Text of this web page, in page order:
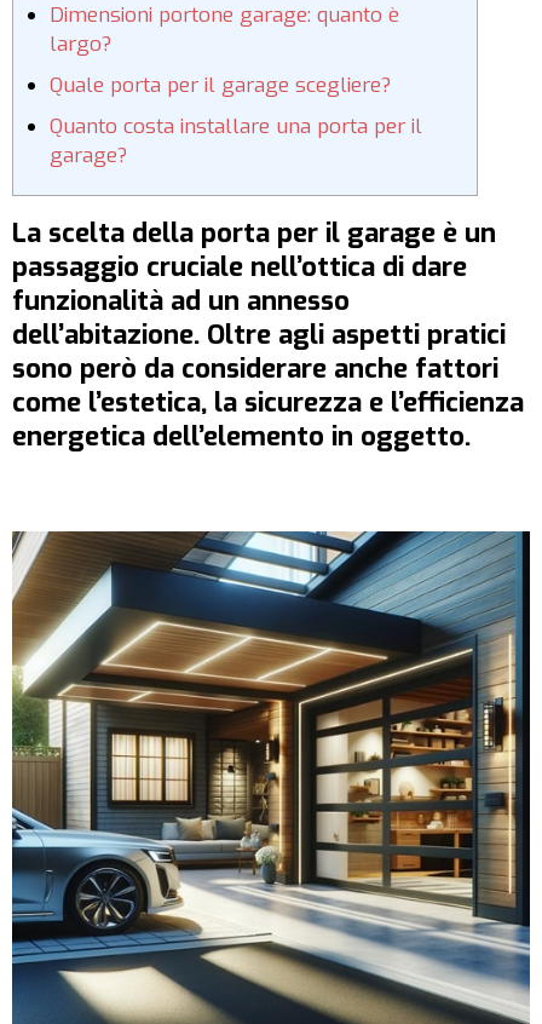
Dimensioni portone garage: quanto è
largo?
Quale porta per il garage scegliere?
Quanto costa installare una porta per il
garage?
La scelta della porta per il garage è un
passaggio cruciale nell’ottica di dare
funzionalità ad un annesso
dell’abitazione. Oltre agli aspetti pratici
sono però da considerare anche fattori
come l’estetica, la sicurezza e l’efficienza
energetica dell’elemento in oggetto.